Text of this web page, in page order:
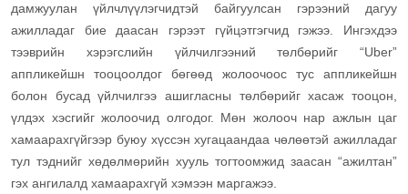
дамжуулан үйлчлүүлэгчидтэй байгуулсан гэрээний дагуу
ажилладаг бие даасан гэрээт гүйцэтгэгчид гэжээ. Ингэхдээ
тээврийн хэрэгслийн үйлчилгээний төлбөрийг “Uber”
аппликейшн тооцоолдог бөгөөд жолоочоос тус аппликейшн
болон бусад үйлчилгээ ашигласны төлбөрийг хасаж тооцон,
үлдэх хэсгийг жолоочид олгодог. Мөн жолооч нар ажлын цаг
хамаарахгүйгээр буюу хүссэн хугацаандаа чөлөөтэй ажилладаг
тул тэднийг хөдөлмөрийн хууль тогтоомжид заасан “ажилтан”
гэх ангилалд хамаарахгүй хэмээн маргажээ.